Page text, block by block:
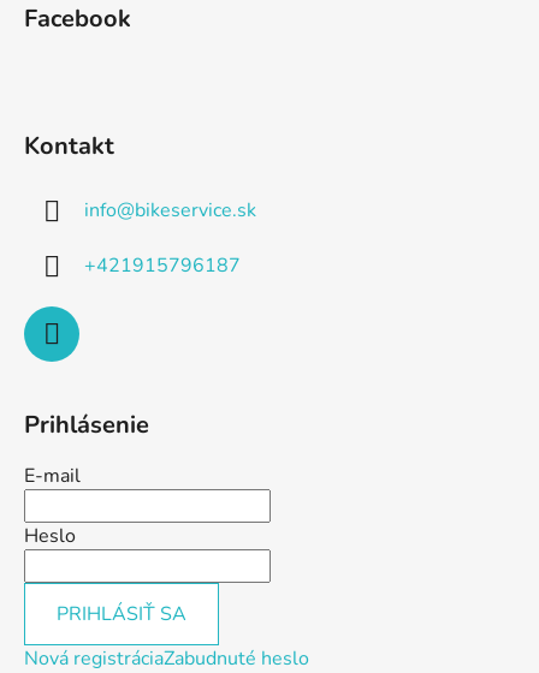
Facebook
Kontakt
info@bikeservice.sk
+421915796187
Prihlásenie
E-mail
Heslo
PRIHLÁSIŤ SA
Nová registráciaZabudnuté heslo